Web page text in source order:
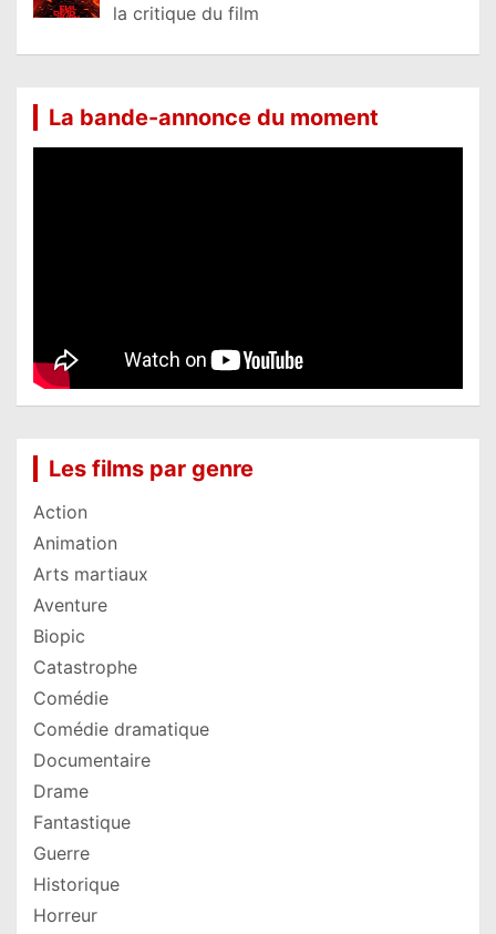
la critique du film
La bande-annonce du moment
Les films par genre
Action
Animation
Arts martiaux
Aventure
Biopic
Catastrophe
Comédie
Comédie dramatique
Documentaire
Drame
Fantastique
Guerre
Historique
Horreur